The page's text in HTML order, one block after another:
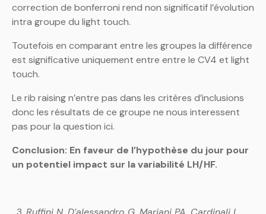
correction de bonferroni rend non significatif l’évolution
intra groupe du light touch.
Toutefois en comparant entre les groupes la différence
est significative uniquement entre entre le CV4 et light
touch.
Le rib raising n’entre pas dans les critères d’inclusions
donc les résultats de ce groupe ne nous interessent
pas pour la question ici.
Conclusion: En faveur de l’hypothèse du jour pour
un potentiel impact sur la variabilité LH/HF.